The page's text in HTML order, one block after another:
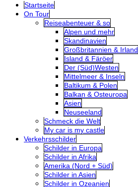
Startseite
On Tour
Reiseabenteuer & so
Alpen und mehr
Skandinavien
Großbritannien & Irland
Island & Färöer
Der (Süd)Westen
Mittelmeer & Inseln
Baltikum & Polen
Balkan & Osteuropa
Asien
Neuseeland
Schmeck die Welt
My car is my castle
Verkehrsschilder
Schilder in Europa
Schilder in Afrika
Amerika (Nord + Süd)
Schilder in Asien
Schilder in Ozeanien